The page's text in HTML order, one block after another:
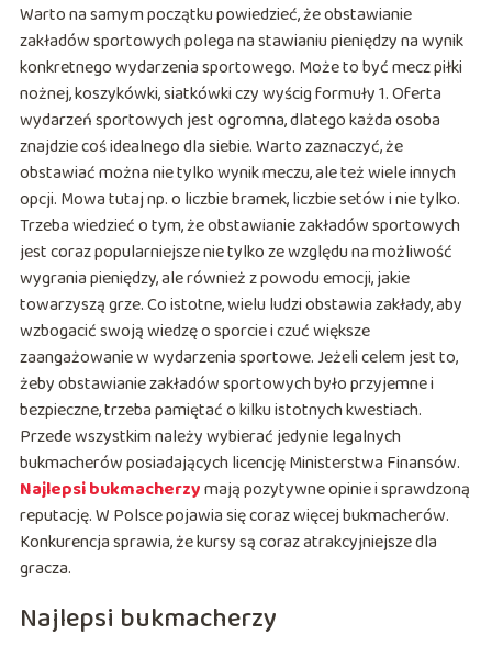
Warto na samym początku powiedzieć, że obstawianie
zakładów sportowych polega na stawianiu pieniędzy na wynik
konkretnego wydarzenia sportowego. Może to być mecz piłki
nożnej, koszykówki, siatkówki czy wyścig formuły 1. Oferta
wydarzeń sportowych jest ogromna, dlatego każda osoba
znajdzie coś idealnego dla siebie. Warto zaznaczyć, że
obstawiać można nie tylko wynik meczu, ale też wiele innych
opcji. Mowa tutaj np. o liczbie bramek, liczbie setów i nie tylko.
Trzeba wiedzieć o tym, że obstawianie zakładów sportowych
jest coraz popularniejsze nie tylko ze względu na możliwość
wygrania pieniędzy, ale również z powodu emocji, jakie
towarzyszą grze. Co istotne, wielu ludzi obstawia zakłady, aby
wzbogacić swoją wiedzę o sporcie i czuć większe
zaangażowanie w wydarzenia sportowe. Jeżeli celem jest to,
żeby obstawianie zakładów sportowych było przyjemne i
bezpieczne, trzeba pamiętać o kilku istotnych kwestiach.
Przede wszystkim należy wybierać jedynie legalnych
bukmacherów posiadających licencję Ministerstwa Finansów.
Najlepsi bukmacherzymają pozytywne opinie i sprawdzoną
reputację. W Polsce pojawia się coraz więcej bukmacherów.
Konkurencja sprawia, że kursy są coraz atrakcyjniejsze dla
gracza.
Najlepsi bukmacherzy